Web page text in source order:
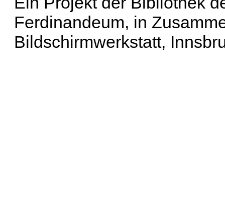
Ferdinandeum, in
Bildschirmwerkstatt,